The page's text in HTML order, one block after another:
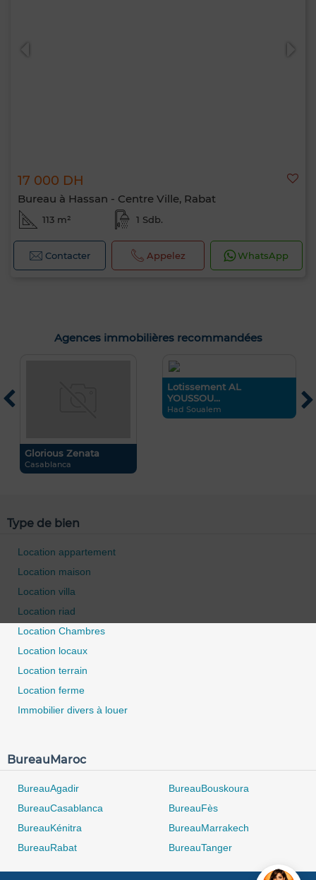
17 000 DH
Bureau à Hassan - Centre Ville, Rabat
113 m² 1 Sdb.
Contacter Appelez WhatsApp
Agences immobilières recommandées
Glorious Zenata
Casablanca
Lotissement AL
YOUSSOU...
Had Soualem
Type de bien
Location appartement
Location maison
Location villa
Location riad
Location Chambres
Location locaux
Location terrain
Location ferme
Immobilier divers à louer
BureauMaroc
BureauAgadir
BureauBouskoura
BureauCasablanca
BureauFès
BureauKénitra
BureauMarrakech
BureauRabat
BureauTanger